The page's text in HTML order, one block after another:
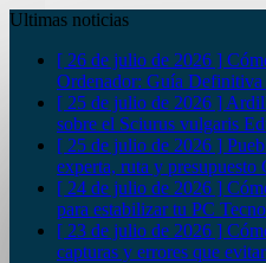
Ultimas noticias
[ 26 de julio de 2026 ]
Ordenador: Guía Definitiva
[ 25 de julio de 2026 ]
sobre el Sciurus vulgaris
[ 25 de julio de 2026 ]
experta, ruta y presupuesto
[ 24 de julio de 2026 ]
para estabilizar tu PC
[ 23 de julio de 2026 ]
capturas y errores que evitar